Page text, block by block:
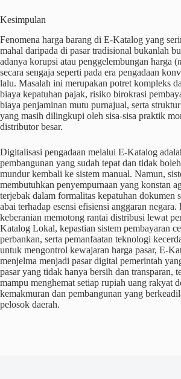
Kesimpulan
Fenomena harga barang di E-Katalog yang
mahal daripada di pasar tradisional bukanlah
adanya korupsi atau penggelembungan harga (
secara sengaja seperti pada era pengadaan
lalu. Masalah ini merupakan potret kompleks
biaya kepatuhan pajak, risiko birokrasi
biaya penjaminan mutu purnajual, serta
yang masih dilingkupi oleh sisa-sisa praktik
distributor besar.
Digitalisasi pengadaan melalui E-Katalog
pembangunan yang sudah tepat dan tidak
mundur kembali ke sistem manual. Namun,
membutuhkan penyempurnaan yang konstan
terjebak dalam formalitas kepatuhan dokumen
abai terhadap esensi efisiensi anggaran negara.
keberanian memotong rantai distribusi lewat
Katalog Lokal, kepastian sistem pembayaran
perbankan, serta pemanfaatan teknologi
untuk mengontrol kewajaran harga pasar, E-
menjelma menjadi pasar digital pemerintah
pasar yang tidak hanya bersih dan transparan,
mampu menghemat setiap rupiah uang rakyat
kemakmuran dan pembangunan yang
pelosok daerah.